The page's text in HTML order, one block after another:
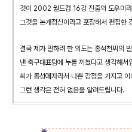
것이 2002 월드컵 16강 진출의 도우미
그것을 논개정신이라고 포장해서 편집한
결국 제가 말하려 한 의도는 홍석천씨의
낸 축구대표팀에 누를 끼쳤다고 생각해
씨가 동성애자라서 나쁜 감정을 가지고
그런 생각은 전혀 없음을 알려드립니다.